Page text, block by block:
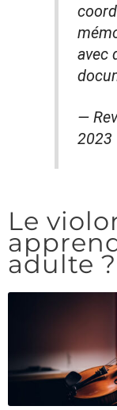
avec
—
2023
Le
adulte ?